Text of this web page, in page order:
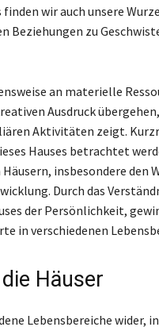
wir auch unsere
Beziehungen zu
an materielle
Ausdruck
Aktivitäten zeigt.
Hauses betrachtet
insbesondere den
Durch das
der Persönlichkeit,
in verschiedenen
Häuser
Lebensbereiche wider,